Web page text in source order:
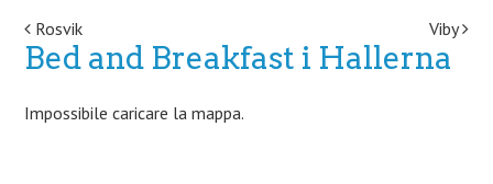
Post navigation
Rosvik Viby
Bed and Breakfast i Hallerna
Impossibile caricare la mappa.